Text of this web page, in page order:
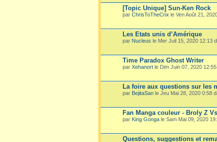
[Topic Unique] Sun-Ken Rock
par ChrisToTheCrix le Ven Août 21,
Les Etats unis d’Amérique
par Nucleus le Mer Juil 15, 2020 12:13
Time Paradox Ghost Writer
par Xehanort le Dim Juin 07, 2020
La foire aux questions sur les
par BejitaSan le Jeu Mai 28, 2020 0:58
Fan Manga couleur - Broly Z
par King Gonga le Sam Mai 09, 2020
Questions, suggestions et